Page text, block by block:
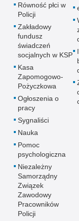
Równość płci w
Policji
Zakładowy
fundusz
świadczeń
socjalnych w KSP
Kasa
Zapomogowo-
Pożyczkowa
Ogłoszenia o
pracy
Sygnaliści
Nauka
Pomoc
psychologiczna
Niezależny
Samorządny
Związek
Zawodowy
Pracowników
Policji